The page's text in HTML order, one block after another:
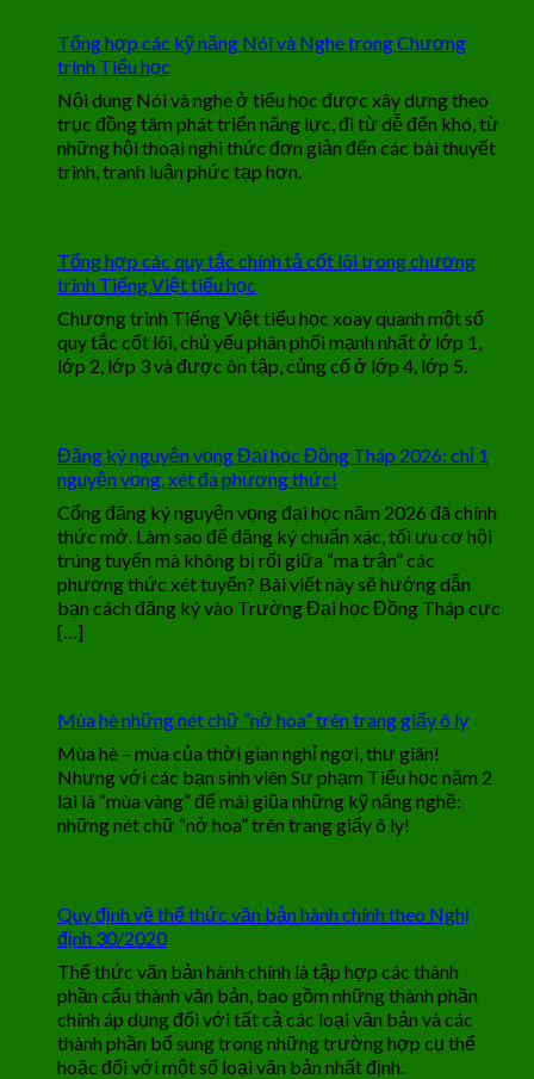
Tổng hợp các kỹ năng Nói và Nghe trong Chương
trình Tiểu học
Nội dung Nói và nghe ở tiểu học được xây dựng theo
trục đồng tâm phát triển năng lực, đi từ dễ đến khó, từ
những hội thoại nghi thức đơn giản đến các bài thuyết
trình, tranh luận phức tạp hơn.
Tổng hợp các quy tắc chính tả cốt lõi trong chương
trình Tiếng Việt tiểu học
Chương trình Tiếng Việt tiểu học xoay quanh một số
quy tắc cốt lõi, chủ yếu phân phối mạnh nhất ở lớp 1,
lớp 2, lớp 3 và được ôn tập, củng cố ở lớp 4, lớp 5.
Đăng ký nguyện vọng Đại học Đồng Tháp 2026: chỉ 1
nguyện vọng, xét đa phương thức!
Cổng đăng ký nguyện vọng đại học năm 2026 đã chính
thức mở. Làm sao để đăng ký chuẩn xác, tối ưu cơ hội
trúng tuyển mà không bị rối giữa “ma trận” các
phương thức xét tuyển? Bài viết này sẽ hướng dẫn
bạn cách đăng ký vào Trường Đại học Đồng Tháp cực
[…]
Mùa hè những nét chữ “nở hoa” trên trang giấy ô ly
Mùa hè – mùa của thời gian nghỉ ngơi, thư giãn!
Nhưng với các bạn sinh viên Sư phạm Tiểu học năm 2
lại là “mùa vàng” để mài giũa những kỹ năng nghề:
những nét chữ “nở hoa” trên trang giấy ô ly!
Quy định về thể thức văn bản hành chính theo Nghị
định 30/2020
Thể thức văn bản hành chính là tập hợp các thành
phần cấu thành văn bản, bao gồm những thành phần
chính áp dụng đối với tất cả các loại văn bản và các
thành phần bổ sung trong những trường hợp cụ thể
hoặc đối với một số loại văn bản nhất định.